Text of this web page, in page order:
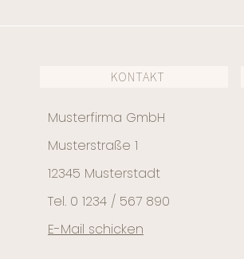
KONTAKT
Musterfirma GmbH
Musterstraße 1
12345 Musterstadt
Tel. 0 1234 / 567 890
E-Mail schicken